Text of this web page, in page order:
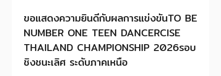
ขอแสดงความยินดีกับผลการแข่งขันTO BE
NUMBER ONE TEEN DANCERCISE
THAILAND CHAMPIONSHIP 2026รอบ
ชิงชนะเลิศ ระดับภาคเหนือ